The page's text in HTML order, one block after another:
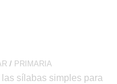
/ PRIMARIA
sílabas simples para